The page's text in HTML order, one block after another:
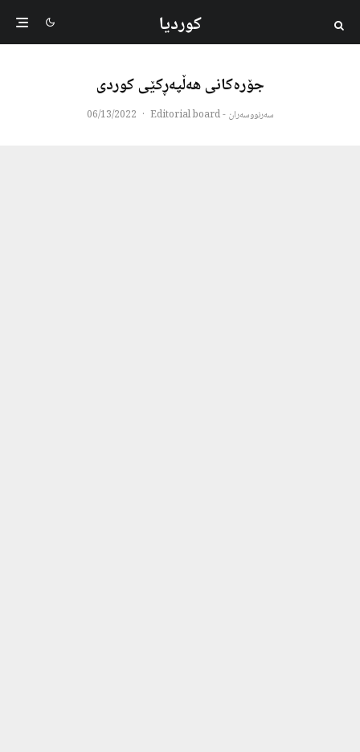
کوردیا
جۆره‌كانی هەڵپەڕكێی كوردی
سەرنووسەران - Editorial board ·
06/13/2022